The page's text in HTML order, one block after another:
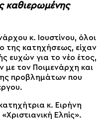
καθιερωμένης
κ. Ιουστίνου, όλοι
της κατηχήσεως, είχαν
ευχών για το νέο έτος,
τον Ποιμενάρχη και
προβλημάτων που
κ. Ειρήνη
Ελπίς».